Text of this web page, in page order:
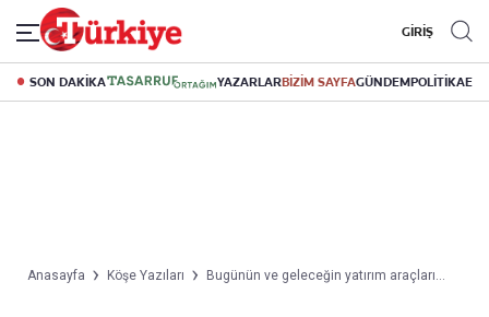
GİRİŞ
SON DAKİKA YAZARLARBİZİM SAYFAGÜNDEMPOLİTİKA
Anasayfa Köşe Yazıları Bugünün ve geleceğin yatırım araçları...